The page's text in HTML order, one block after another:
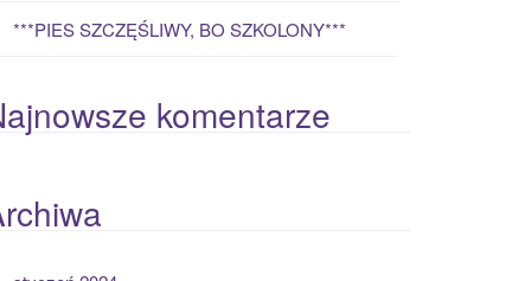
***PIES SZCZĘŚLIWY, BO SZKOLONY***
komentarze